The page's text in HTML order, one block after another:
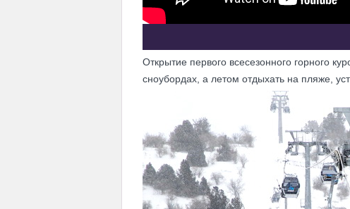
Открытие первого всесезонного горного
сноубордах, а летом отдыхать на пляже,